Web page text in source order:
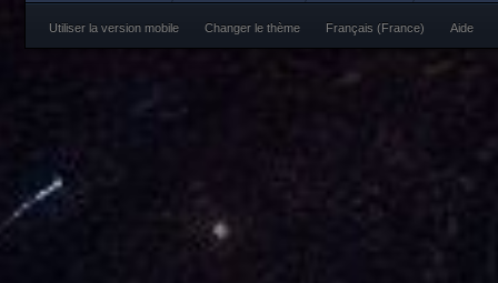
Utiliser la version mobile Changer le thème Français (France) Aide